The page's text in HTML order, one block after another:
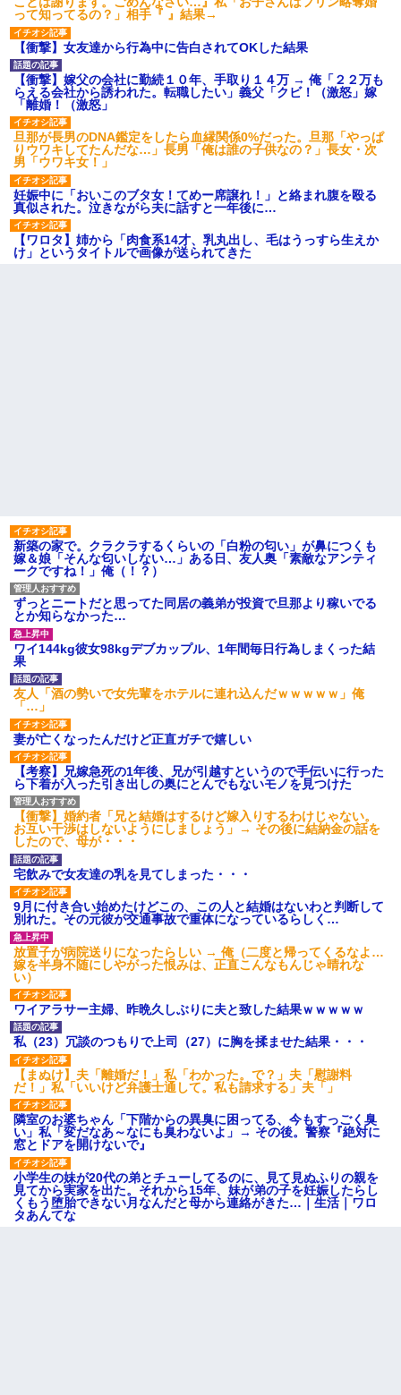
って知ってるの？」相手『 』結果→
【衝撃】女友達から行為中に告白されてOKした結果
【衝撃】嫁父の会社に勤続１０年、手取り１４万 → 俺「２２万も
らえる会社から誘われた。転職したい」義父「クビ！（激怒」嫁
「離婚！（激怒」
旦那が長男のDNA鑑定をしたら血縁関係0%だった。旦那「やっぱ
りウワキしてたんだな…」長男「俺は誰の子供なの？」長女・次
男「ウワキ女！」
妊娠中に「おいこのブタ女！てめー席譲れ！」と絡まれ腹を殴る
真似された。泣きながら夫に話すと一年後に…
【ワロタ】姉から「肉食系14才、乳丸出し、毛はうっすら生えか
け」というタイトルで画像が送られてきた
新築の家で。クラクラするくらいの「白粉の匂い」が鼻につくも
嫁＆娘「そんな匂いしない…」ある日、友人奥「素敵なアンティ
ークですね！」俺（！？）
ずっとニートだと思ってた同居の義弟が投資で旦那より稼いでる
とか知らなかった…
ワイ144kg彼女98kgデブカップル、1年間毎日行為しまくった結
果
友人「酒の勢いで女先輩をホテルに連れ込んだｗｗｗｗｗ」俺
「…」
妻が亡くなったんだけど正直ガチで嬉しい
【考察】兄嫁急死の1年後、兄が引越すというので手伝いに行った
ら下着が入った引き出しの奥にとんでもないモノを見つけた
【衝撃】婚約者「兄と結婚はするけど嫁入りするわけじゃない。
お互い干渉はしないようにしましょう」→ その後に結納金の話を
したので、母が・・・
宅飲みで女友達の乳を見てしまった・・・
9月に付き合い始めたけどこの、この人と結婚はないわと判断して
別れた。その元彼が交通事故で重体になっているらしく…
放置子が病院送りになったらしい → 俺（二度と帰ってくるなよ…
嫁を半身不随にしやがった恨みは、正直こんなもんじゃ晴れな
い）
ワイアラサー主婦、昨晩久しぶりに夫と致した結果ｗｗｗｗｗ
私（23）冗談のつもりで上司（27）に胸を揉ませた結果・・・
【まぬけ】夫「離婚だ！」私「わかった。で？」夫「慰謝料
だ！」私「いいけど弁護士通して。私も請求する」夫「」
隣室のお婆ちゃん「下階からの異臭に困ってる、今もすっごく臭
い」私「変だなあ～なにも臭わないよ」→ その後。警察『絶対に
窓とドアを開けないで』
小学生の妹が20代の弟とチューしてるのに、見て見ぬふりの親を
見てから実家を出た。それから15年、妹が弟の子を妊娠したらし
くもう堕胎できない月なんだと母から連絡がきた…｜生活｜ワロ
タあんてな